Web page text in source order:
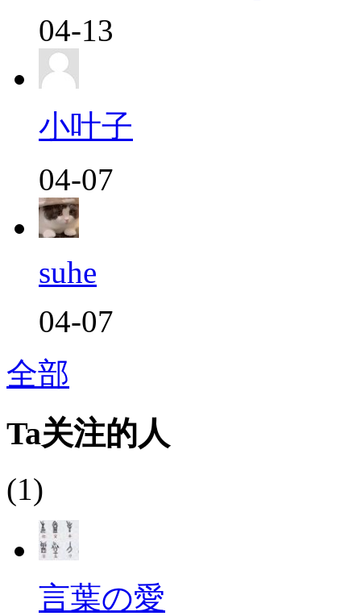
04-13
小叶子
04-07
suhe
04-07
全部
Ta关注的人
(1)
言葉の愛